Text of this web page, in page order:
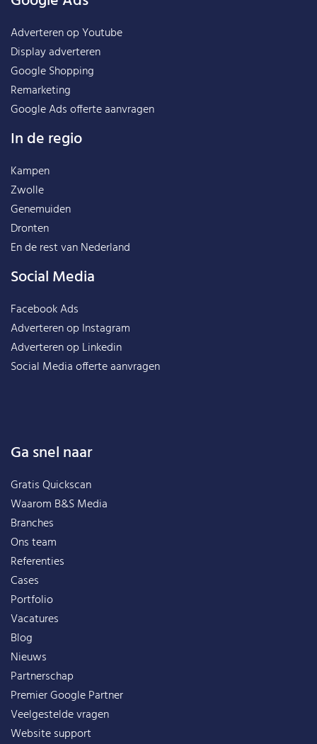
Adverteren op Youtube
Display adverteren
Google Shopping
Remarketing
Google Ads offerte aanvragen
In de regio
Kampen
Zwolle
Genemuiden
Dronten
En de rest vanNederland
Social Media
Facebook Ads
Adverteren op Instagram
Adverteren op Linkedin
Social Media offerte aanvragen
Ga snel naar
Gratis Quickscan
Waarom B&S Media
Branches
Ons team
Referenties
Cases
Portfolio
Vacatures
Blog
Nieuws
Partnerschap
Premier Google Partner
Veelgestelde vragen
Website support